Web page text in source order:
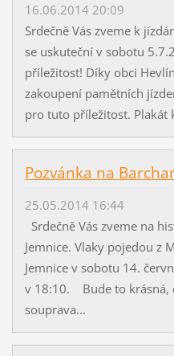
16.06.2014 20:09
Srdečně Vás zveme k
se uskuteční v sobotu
příležitost! Díky obci
zakoupení pamětních
pro tuto příležitost. Plakát
Pozvánka na
25.05.2014 16:44
Srdečně Vás zveme na
Jemnice. Vlaky pojedou z
Jemnice v sobotu 14.
v 18:10. Bude to krásná,
souprava...